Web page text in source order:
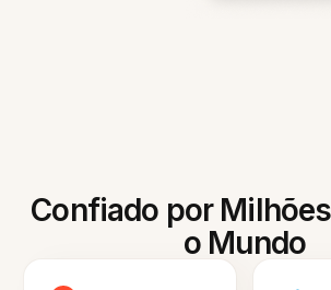
Confiado por
o Mundo